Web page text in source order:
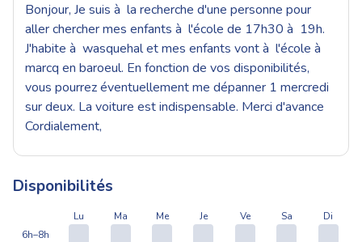
Bonjour, Je suis à la recherche d'une personne pour
aller chercher mes enfants à l'école de 17h30 à 19h.
J'habite à wasquehal et mes enfants vont à l'école à
marcq en baroeul. En fonction de vos disponibilités,
vous pourrez éventuellement me dépanner 1 mercredi
sur deux. La voiture est indispensable. Merci d'avance
Cordialement,
Disponibilités
Lu Ma Me Je Ve Sa
Di
6h–8h